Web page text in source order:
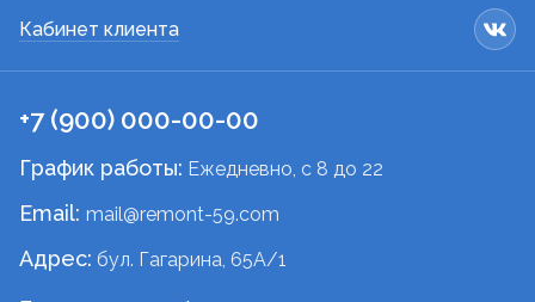
Кабинет клиента
+7 (900) 000-00-00
График работы: Ежедневно, c 8 до 22
Email: mail@remont-59.com
Адрес: бул. Гагарина, 65А/1